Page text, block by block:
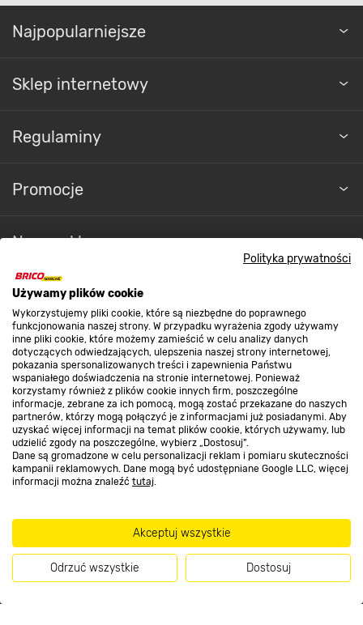
Polityka prywatności
Używamy plików cookie
Wykorzystujemy pliki cookie, które są niezbędne do poprawnego
funkcjonowania naszej strony. W przypadku wyrażenia zgody używamy
inne pliki cookie, które możemy zamieścić w celu analizy danych
dotyczących odwiedzających, ulepszenia naszej strony internetowej,
pokazania spersonalizowanych treści i zapewnienia Państwu
wspaniałego doświadczenia na stronie internetowej. Ponieważ
korzystamy również z plików cookie innych firm, poszczególne
informacje, zebrane za ich pomocą, mogą zostać przekazane do naszych
partnerów, którzy mogą połączyć je z informacjami już posiadanymi. Aby
uzyskać więcej informacji na temat plików cookie, których używamy, lub
udzielić zgody na poszczególne, wybierz „Dostosuj”.
Dane są gromadzone w celu personalizacji reklam i pomiaru skuteczności
kampanii reklamowych. Dane mogą być udostępniane Google LLC, więcej
informacji można znaleźć tutaj.
Akceptuj wszystkie
Odrzuć wszystkie Dostosuj
Najpopularniejsze
Sklep internetowy
Regulaminy
Promocje
Nasze sklepy
O nas
Kontakt do sklepu
Strefa biznesu
Dołącz do nas
Metody płatności